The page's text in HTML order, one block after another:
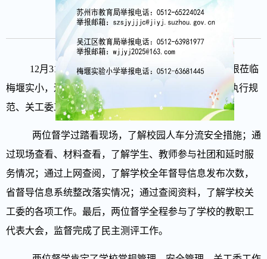
日期：2025-01-03 14:48:29 浏览量：206
12月31日，吴江区第十责任区督学沈利忠、周伟根莅临
梅堰实小，进行12月份督导。本次督查主题与内容为“执行规
范、关工委工作、民主测评校长”。
两位督学过踏看现场，了解校园人车分流安全措施；通
过现场查看、材料查看，了解学生、教师参与社团和延时服
务情况；通过上网查阅，了解学校全年督导信息发布次数，
省督导信息系统整改落实情况；通过查阅资料，了解学校关
工委的各项工作。最后，两位督学全程参与了学校的教职工
代表大会，监督完成了民主测评工作。